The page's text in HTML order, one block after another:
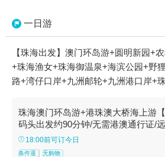
一日游
【珠海出发】澳门环岛游+圆明新园+
+珠海渔女+珠海御温泉+海滨公园+野
路+湾仔口岸+九洲邮轮+九洲港口岸+
大桥游+海上看珠海+湾仔旅游码头+九
约大海+港珠澳大桥珠海公路口岸+珠澳
+海上看港珠澳大桥+香炉湾沙滩1日游
珠海澳门环岛游+港珠澳大桥海上游
码头出发约90分钟/无需港澳通行证/
珠澳大桥】
18:00前可订今日
条件退 无购物